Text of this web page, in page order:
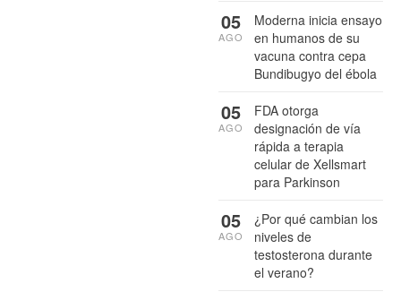
Moderna inicia ensayo
en humanos de su
vacuna contra cepa
Bundibugyo del ébola
05
AGO
FDA otorga
designación de vía
rápida a terapia
celular de Xellsmart
para Parkinson
05
AGO
¿Por qué cambian los
niveles de
testosterona durante
el verano?
05
AGO